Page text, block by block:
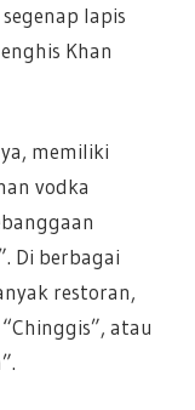
lapis
Khan
memiliki
vodka
Di berbagai
restoran,
atau